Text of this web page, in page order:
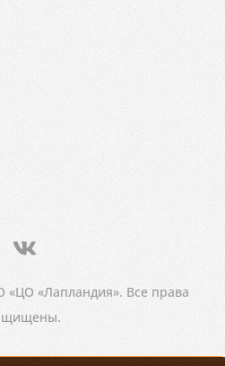
«Лапландия». Все права